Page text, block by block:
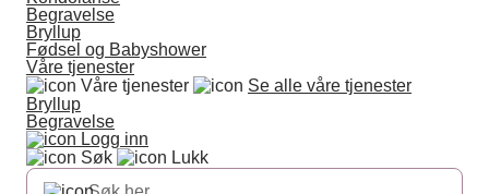
Begravelse
Bryllup
Fødsel og Babyshower
Våre tjenester
Våre tjenester
Se alle våre tjenester
Bryllup
Begravelse
Logg inn
Søk
Lukk